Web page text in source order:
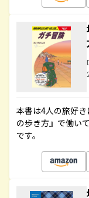
本書は4人の旅好
の歩き方』で働い
です。